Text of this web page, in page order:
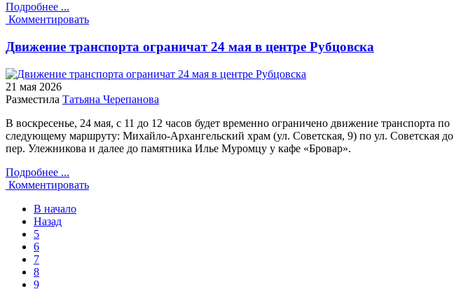
Подробнее ...
Комментировать
Движение транспорта ограничат 24 мая в центре Рубцовска
21 мая 2026
Разместила Татьяна Черепанова
В воскресенье, 24 мая, с 11 до 12 часов будет временно ограничено движение транспорта по
следующему маршруту: Михайло-Архангельский храм (ул. Советская, 9) по ул. Советская до
пер. Улежникова и далее до памятника Илье Муромцу у кафе «Бровар».
Подробнее ...
Комментировать
В начало
Назад
5
6
7
8
9